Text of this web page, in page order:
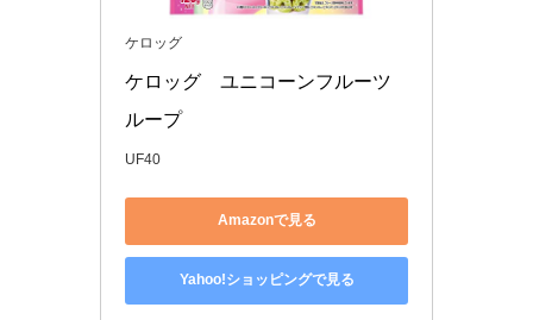
ケロッグ
ケロッグ　ユニコーンフルーツ
ループ
UF40
Amazonで見る
Yahoo!ショッピングで見る